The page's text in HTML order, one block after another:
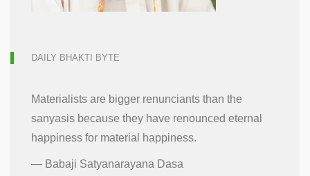
DAILY BHAKTI BYTE
Materialists are bigger renunciants than the
sanyasis because they have renounced eternal
happiness for material happiness.
— Babaji Satyanarayana Dasa